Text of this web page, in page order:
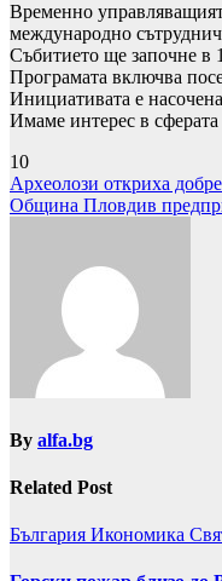
Временно
международно
Събитието ще започне в
Програмата включва
Инициативата е
Имаме интерес в
10
Навигация
Археолози откриха
Община Пловдив
By alfa.bg
Related Post
България Икономика